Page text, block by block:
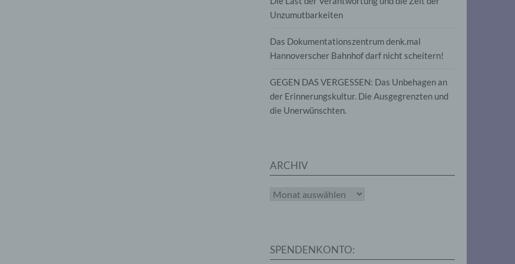
Unzumutbarkeiten
Das Dokumentationszentrum denk.mal
Hannoverscher Bahnhof darf nicht scheitern!
GEGEN DAS VERGESSEN: Das Unbehagen an
der Erinnerungskultur. Die Ausgegrenzten und
die Unerwünschten.
ARCHIV
Archiv
SPENDENKONTO:
persönliche Aspekte, die sich auf eine natürliche Person beziehen,
zu bewerten, insbesondere, um Aspekte bezüglich Arbeitsleistung,